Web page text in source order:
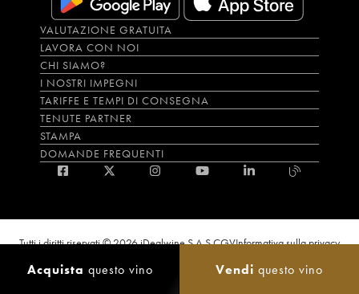
Acquista questo vino Vendi questo vino
VALUTAZIONE GRATUITA
LAVORA CON NOI
CHI SIAMO?
I NOSTRI IMPEGNI
TARIFFE E TEMPI DI CONSEGNA
TENUTE PARTNER
STAMPA
DOMANDE FREQUENTI
Tutti i diritti riservati © 2026 iDealwine S.A.S.CGVInformativa sulla privacy
sito e dei servizi annessi è riservato solo agli utenti maggiorenni.